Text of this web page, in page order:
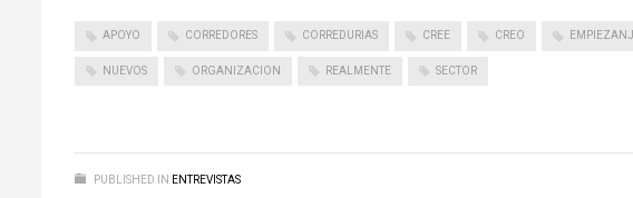
APOYO CORREDORES CORREDURIAS CREE CREO
NUEVOS ORGANIZACION REALMENTE SECTOR
PUBLISHED IN ENTREVISTAS